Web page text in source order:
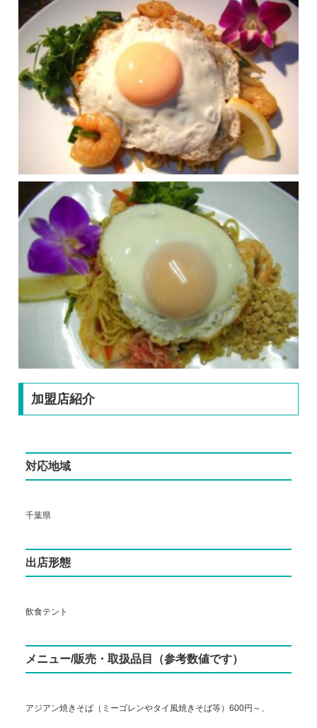
加盟店紹介
対応地域
千葉県
出店形態
飲食テント
メニュー/販売・取扱品目（参考数値です）
アジアン焼きそば（ミーゴレンやタイ風焼きそば等）600円～、